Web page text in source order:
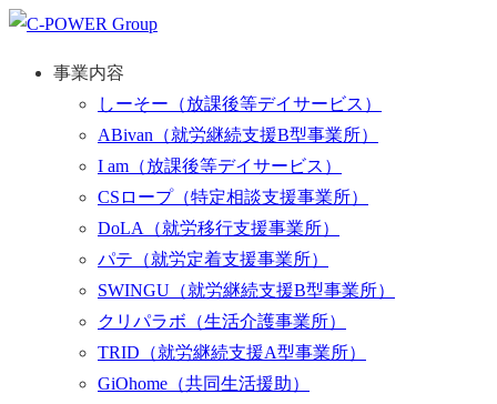
事業内容
しーそー （放課後等デイサービス）
ABivan （就労継続支援B型事業所）
I am （放課後等デイサービス）
CSロープ（特定相談支援事業所）
DoLA
（就労移行支援事業所）
パテ （就労定着支援事業所）
SWINGU （就労継続支援B型事業所）
クリパラボ （生活介護事業所）
TRID （就労継続支援A型事業所）
GiOhome （共同生活援助）